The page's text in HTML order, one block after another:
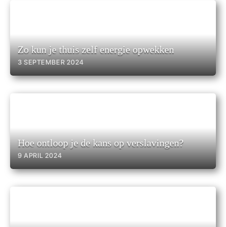
Zo kun je thuis zelf energie opwekken
3 SEPTEMBER 2024
Hoe ontloop je de kans op verslavingen?
9 APRIL 2024